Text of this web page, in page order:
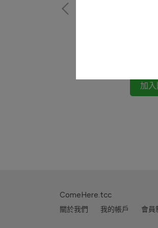
加
ComeHere.tcc
關於我們 我的帳戶 會員